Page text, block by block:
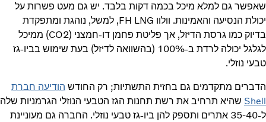
שאפשר גם למלא מיכל בכמה דקות בלבד. יש גם מעט פשרות על
יכולת הנסיעה והאמינות. וולוו FH LNG, למשל, נוהגת ומתפקדת
בדיוק כמו גרסת הדיזל, אך פליטת פחמן דו-חמצני (CO2) ממיכל
לגלגל יכולה לרדת ב-100% (בהשוואה לדיזל) בעת שימוש בביו-גז
טבעי נוזלי.
הדברים מתקדמים גם בחזית התשתיות; רק החודש הודיעה חברת
Shell שהיא תרחיב את רשת תחנות הגז הטבעי הנוזלי הגרמניות שלה
ל-35-40 אתרים ותספק להן ביו-גז טבעי נוזלי. החברה גם מעוניינת